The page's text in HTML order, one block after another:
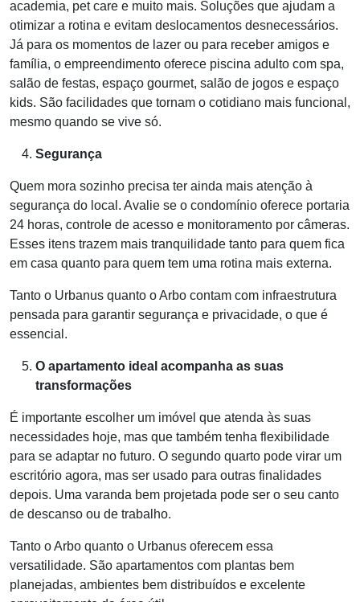
academia, petcare e muito mais. Soluções que ajudam a
otimizar a rotina e evitam deslocamentos desnecessários.
Já para os momentos de lazer ou para receber amigos e
família, o empreendimento oferece piscina adulto com spa,
salão de festas, espaço gourmet, salão de jogos e espaço
kids. São facilidades que tornam o cotidiano mais funcional,
mesmo quando se vive só.
Segurança
Quem mora sozinho precisa ter ainda mais atenção à
segurança do local. Avalie se o condomínio oferece portaria
24 horas, controle de acesso e monitoramento por câmeras.
Esses itens trazem mais tranquilidade tanto para quem fica
em casa quanto para quem tem uma rotina mais externa.
Tanto o Urbanus quanto o Arbo contam com infraestrutura
pensada para garantir segurança e privacidade, o que é
essencial.
O apartamento ideal acompanha as suas
transformações
É importante escolher um imóvel que atenda às suas
necessidades hoje, mas que também tenha flexibilidade
para se adaptar no futuro. O segundo quarto pode virar um
escritório agora, mas ser usado para outras finalidades
depois. Uma varanda bem projetada pode ser o seu canto
de descanso ou de trabalho.
Tanto o Arbo quanto o Urbanus oferecem essa
versatilidade. São apartamentos com plantas bem
planejadas, ambientes bem distribuídos e excelente